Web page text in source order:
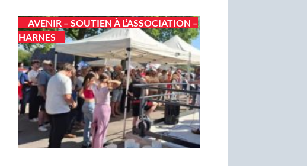
AVENIR – SOUTIEN À L’ASSOCIATION –
HARNES